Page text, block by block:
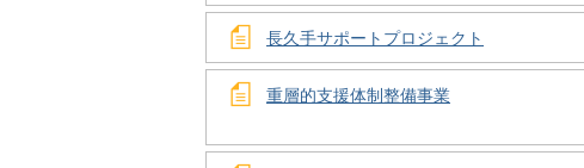
長久手サポートプロジェクト
重層的支援体制整備事業